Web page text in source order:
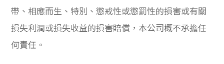
帶、相應而生、特別、懲戒性或懲罰性的損害或有關
損失利潤或損失收益的損害賠償，本公司概不承擔任
何責任。